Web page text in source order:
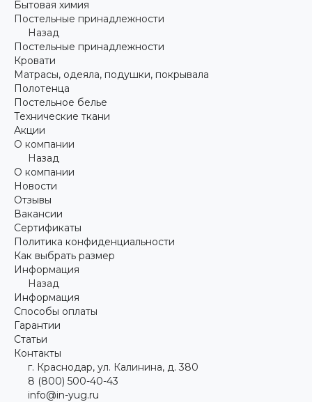
Бытовая химия
Постельные принадлежности
Назад
Постельные принадлежности
Кровати
Матрасы, одеяла, подушки, покрывала
Полотенца
Постельное белье
Технические ткани
Акции
О компании
Назад
О компании
Новости
Отзывы
Вакансии
Сертификаты
Политика конфиденциальности
Как выбрать размер
Информация
Назад
Информация
Способы оплаты
Гарантии
Статьи
Контакты
г. Краснодар, ул. Калинина, д. 380
8 (800) 500-40-43
info@in-yug.ru